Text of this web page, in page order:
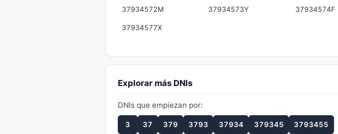
37934572M 37934573Y 37934574F
37934577X
Explorar más DNIs
DNIs que empiezan por:
3 37 379 3793 37934 379345 3793455